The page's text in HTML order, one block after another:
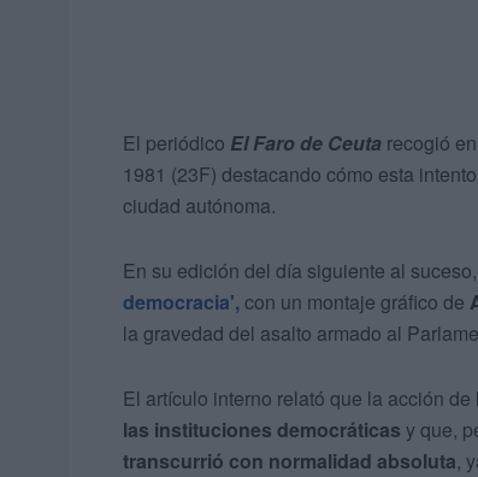
El periódico El Faro de Ceuta recogió
1981 (23F) destacando cómo esta
ciudad autónoma.
En su edición del día siguiente al
democracia',con un montaje gráfico de
la gravedad del asalto armado al
El artículo interno relató que la acción
las instituciones democráticas y que,
transcurrió con normalidad absoluta,